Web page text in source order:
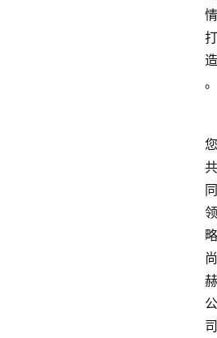
情
打
造
。
您
共
同
领
略
尚
赫
公
司